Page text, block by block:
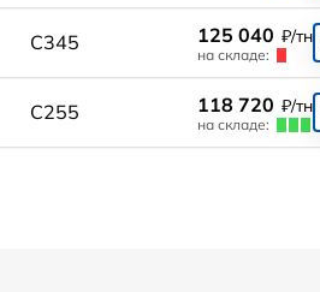
С345 125 040 ₽/тн
на складе:
С255 118 720 ₽/тн
на складе: